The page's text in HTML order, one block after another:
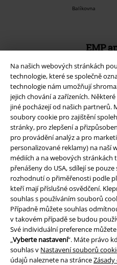
Na našich webových stránkách
technologie, které se společně
technologie nám umožňují
jejich chování a zařízeních.
jiné pocházejí od našich partnerů.
soubory cookie pro zajištění
stránky, pro zlepšení a
pro provádění analýz a pro
personalizované reklamy) na naší
médiích a na webových
přenášeny do USA, sdílejí se
rozhodnutí o přiměřenosti podle
kteří mají příslušné osvědčení.
souhlas s používáním souborů
Případně můžete souhlas
v takovém případě se budou
Své individuální preference
„Vyberte nastavení“. Máte právo
souhlas v Nastavení souborů
údajů naleznete na stránce
Balíkovna
EMP
funkce a
A Warner Music